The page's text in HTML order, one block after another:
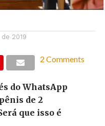
2019
2 Comments
do WhatsApp
de 2
que isso é